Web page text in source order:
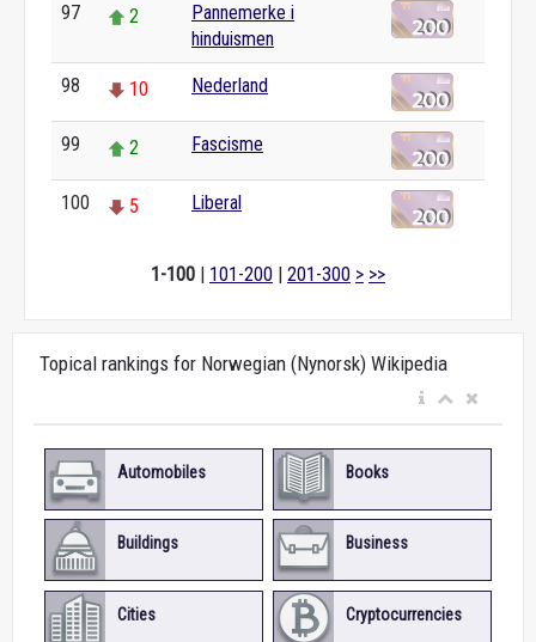
97 2
Pannemerke i
hinduismen
98 10 Nederland
99 2 Fascisme
100 5 Liberal
1-100 | 101-200 | 201-300 > >>
Topical rankings for Norwegian (Nynorsk) Wikipedia
Automobiles Books
Buildings Business
Cities Cryptocurrencies